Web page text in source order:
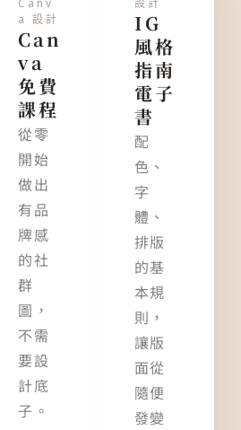
Canv
a 設計
Can
va
免費
課程
從零
開始
做出
有品
牌感
的社
群
圖，
不需
要設
計底
子。
設計
IG
風格
指南
電子
書
配
色、
字
體、
排版
的基
本規
則，
讓版
面從
隨便
發變